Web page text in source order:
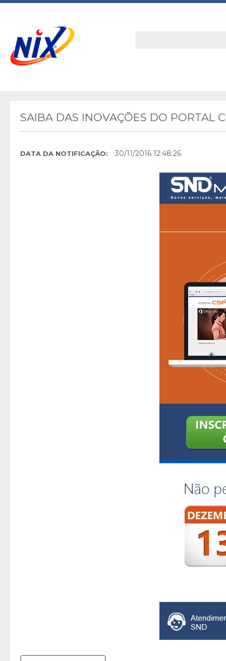
SAIBA DAS INOVAÇÕES DO PORTAL
DATA DA NOTIFICAÇÃO: 30/11/2016 12:48:26